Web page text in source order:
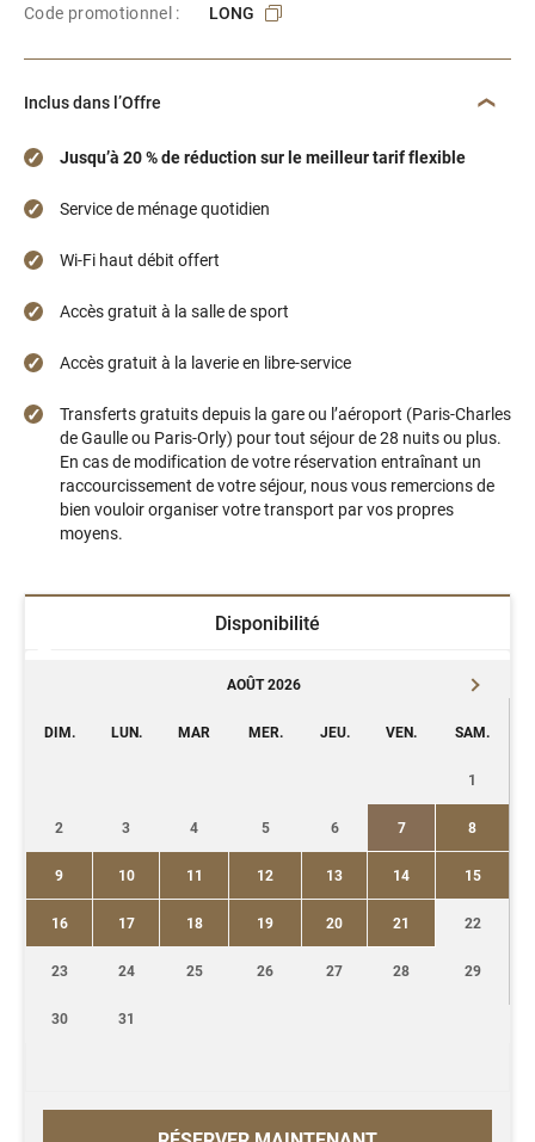
Code promotionnel :
LONG
Inclus dans l’Offre
Jusqu’à 20 % de réduction sur le meilleur tarif flexible
Service de ménage quotidien
Wi-Fi haut débit offert
Accès gratuit à la salle de sport
Accès gratuit à la laverie en libre-service
Transferts gratuits depuis la gare ou l’aéroport (Paris-Charles
de Gaulle ou Paris-Orly) pour tout séjour de 28 nuits ou plus.
En cas de modification de votre réservation entraînant un
raccourcissement de votre séjour, nous vous remercions de
bien vouloir organiser votre transport par vos propres
moyens.
Disponibilité
AOÛT 2026
DIM. LUN. MAR MER. JEU. VEN. SAM.
1
2 3 4 5 6 7 8
9 10 11 12 13 14 15
16 17 18 19 20 21 22
23 24 25 26 27 28 29
30 31